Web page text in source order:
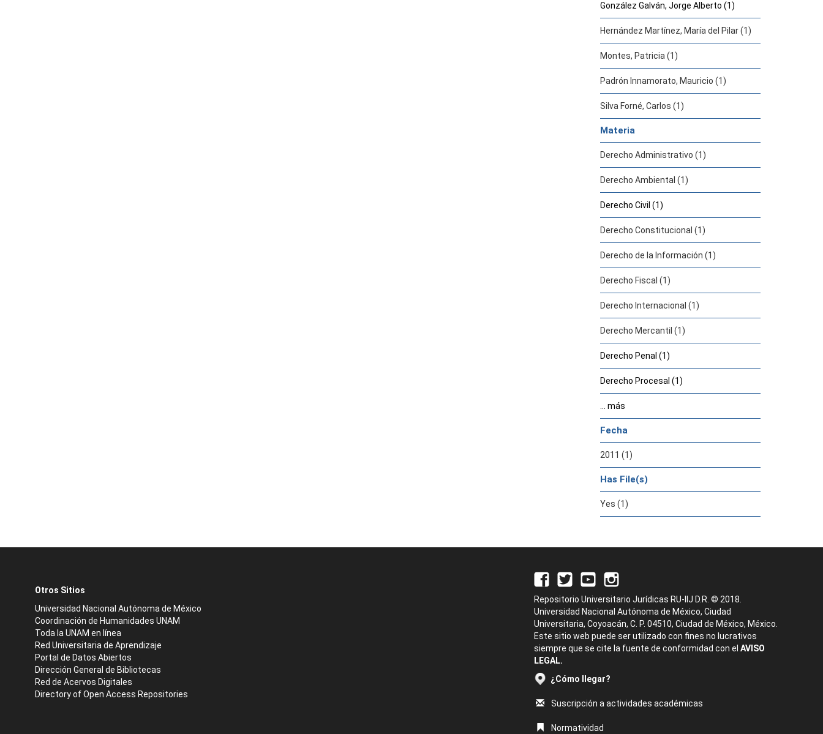
González Galván, Jorge Alberto (1)
Hernández Martínez, María del Pilar (1)
Montes, Patricia (1)
Padrón Innamorato, Mauricio (1)
Silva Forné, Carlos (1)
Materia
Derecho Administrativo (1)
Derecho Ambiental (1)
Derecho Civil (1)
Derecho Constitucional (1)
Derecho de la Información (1)
Derecho Fiscal (1)
Derecho Internacional (1)
Derecho Mercantil (1)
Derecho Penal (1)
Derecho Procesal (1)
... más
Fecha
2011 (1)
Has File(s)
Yes (1)
Otros Sitios
Universidad Nacional Autónoma de México
Coordinación de Humanidades UNAM
Toda la UNAM en línea
Red Universitaria de Aprendizaje
Portal de Datos Abiertos
Dirección General de Bibliotecas
Red de Acervos Digitales
Directory of Open Access Repositories
Repositorio Universitario Jurídicas RU-IIJ D.R. © 2018.
Universidad Nacional Autónoma de México, Ciudad
Universitaria, Coyoacán, C. P. 04510, Ciudad de México, México.
Este sitio web puede ser utilizado con fines no lucrativos
siempre que se cite la fuente de conformidad con el AVISO
LEGAL.
¿Cómo llegar?
Suscripción a actividades académicas
Normatividad